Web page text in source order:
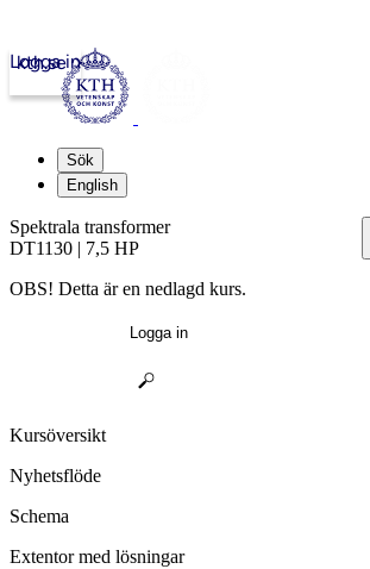
kth.se
Logga in
Sök
English
Spektrala transformer
DT1130 | 7,5 HP
OBS! Detta är en nedlagd kurs.
Logga in
Kursöversikt
Nyhetsflöde
Schema
Extentor med lösningar